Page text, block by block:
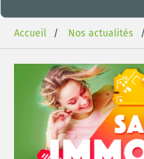
Accueil Nos actualités